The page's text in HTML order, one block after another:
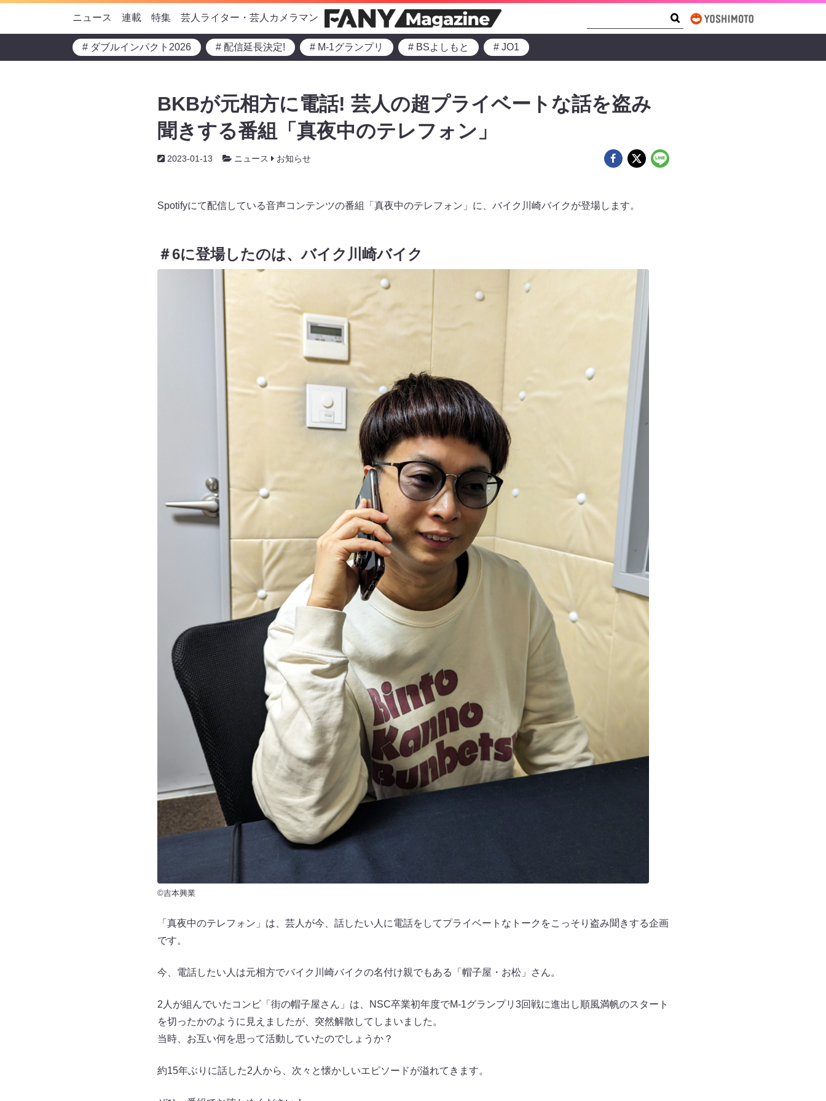
ニュース 連載 特集 芸人ライター・芸人カメラマン
# ダブルインパクト2026 # 配信延長決定! # M-1グランプリ # BSよしもと # JO1
BKBが元相方に電話! 芸人の超プライベートな話を盗み
聞きする番組「真夜中のテレフォン」
2023-01-13 ニュース お知らせ
Spotifyにて配信している音声コンテンツの番組「真夜中のテレフォン」に、バイク川崎バイクが登場します。
＃6に登場したのは、バイク川崎バイク
©吉本興業
「真夜中のテレフォン」は、芸人が今、話したい人に電話をしてプライベートなトークをこっそり盗み聞きする企画
です。
今、電話したい人は元相方でバイク川崎バイクの名付け親でもある「帽子屋・お松」さん。
2人が組んでいたコンビ「街の帽子屋さん」は、NSC卒業初年度でM-1グランプリ3回戦に進出し順風満帆のスタート
を切ったかのように見えましたが、突然解散してしまいました。
当時、お互い何を思って活動していたのでしょうか？
約15年ぶりに話した2人から、次々と懐かしいエピソードが溢れてきます。